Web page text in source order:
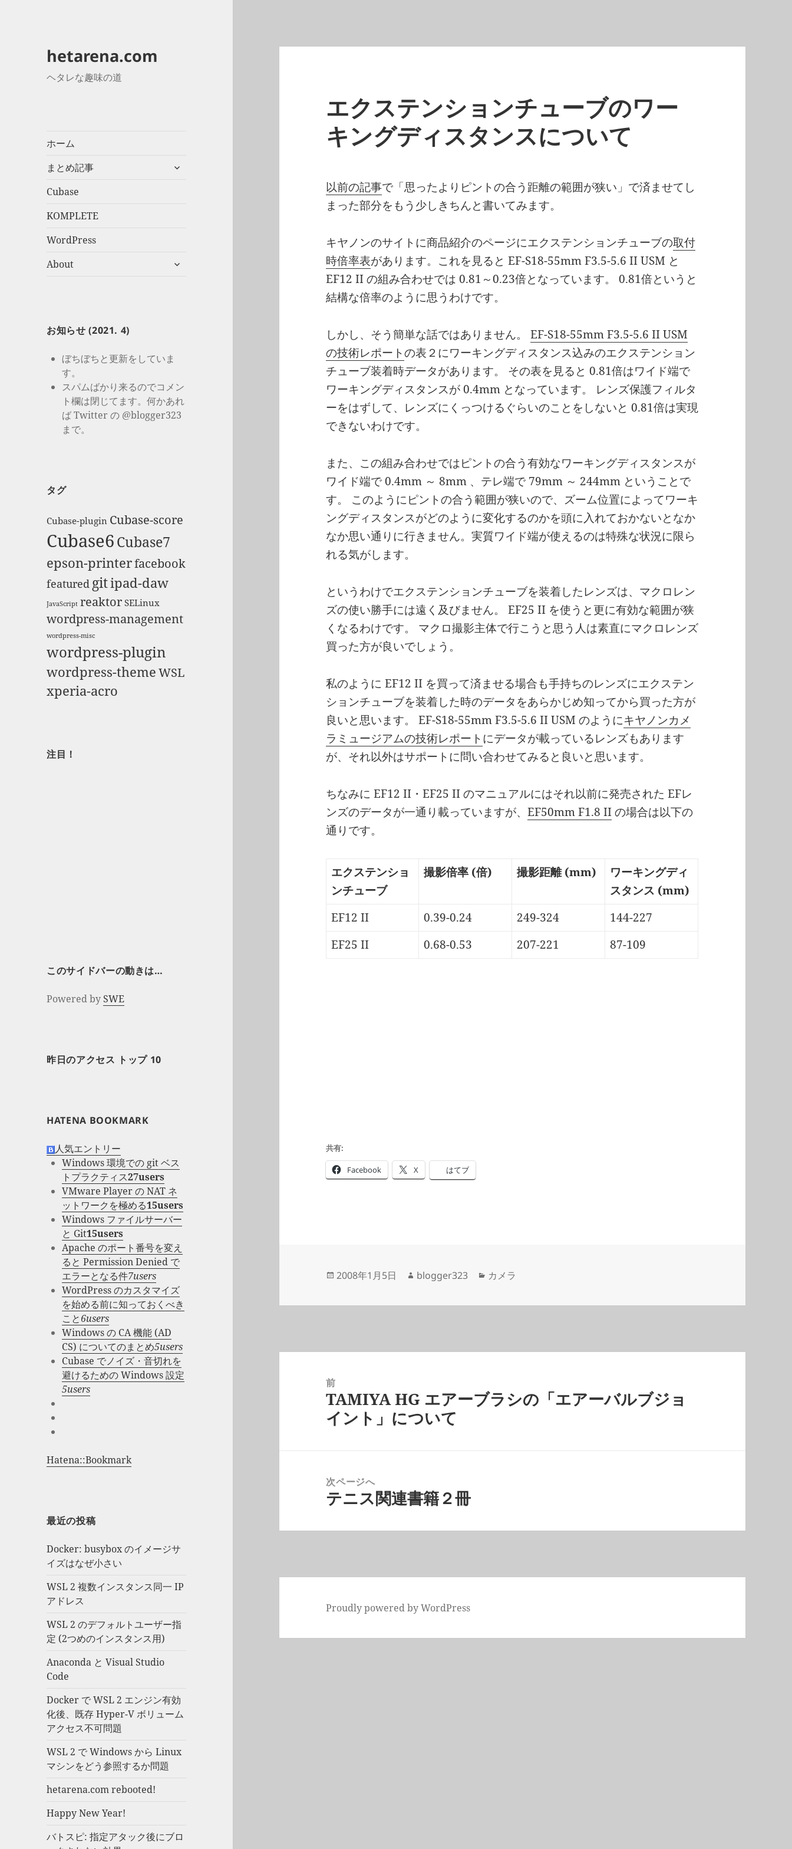
hetarena.com
ヘタレな趣味の道
ホーム
まとめ記事
サ
Cubase
KOMPLETE
WordPress
About
サ
展
お知らせ (2021. 4)
ぼちぼちと更新をしていま
す。
スパムばかり来るのでコメン
ト欄は閉じてます。何かあれ
ば Twitter の @blogger323
まで。
タグ
Cubase-plugin Cubase-score
Cubase6Cubase7
epson-printerfacebook
featured gitipad-daw
JavaScript reaktor SELinux
wordpress-management
wordpress-misc
wordpress-plugin
wordpress-themeWSL
xperia-acro
注目！
このサイドバーの動きは…
Powered by SWE
昨日のアクセス トップ 10
HATENA BOOKMARK
人気エントリー
Windows 環境での git ベス
トプラクティス27users
VMware Player の NAT ネ
ットワークを極める15users
Windows ファイルサーバー
と Git15users
Apache のポート番号を変え
ると Permission Denied で
エラーとなる件7users
WordPress のカスタマイズ
を始める前に知っておくべき
こと6users
Windows の CA 機能 (AD
CS) についてのまとめ5users
Cubase でノイズ・音切れを
避けるための Windows 設定
5users
Hatena::Bookmark
最近の投稿
Docker: busybox のイメージサ
イズはなぜ小さい
WSL 2 複数インスタンス同一 IP
アドレス
WSL 2 のデフォルトユーザー指
定 (2つめのインスタンス用)
Anaconda と Visual Studio
Code
Docker で WSL 2 エンジン有効
化後、既存 Hyper-V ボリューム
アクセス不可問題
WSL 2 で Windows から Linux
マシンをどう参照するか問題
hetarena.com rebooted!
Happy New Year!
バトスピ: 指定アタック後にブロ
エクステンションチューブのワー
キングディスタンスについて
以前の記事で「思ったよりピントの合う距離の範囲が狭い」で済ませてし
まった部分をもう少しきちんと書いてみます。
キヤノンのサイトに商品紹介のページにエクステンションチューブの取付
時倍率表があります。これを見ると EF-S18-55mm F3.5-5.6 II USM と
EF12 II の組み合わせでは 0.81～0.23倍となっています。 0.81倍というと
結構な倍率のように思うわけです。
しかし、そう簡単な話ではありません。EF-S18-55mm F3.5-5.6 II USM
の技術レポートの表２にワーキングディスタンス込みのエクステンション
チューブ装着時データがあります。 その表を見ると 0.81倍はワイド端で
ワーキングディスタンスが 0.4mm となっています。 レンズ保護フィルタ
ーをはずして、レンズにくっつけるぐらいのことをしないと 0.81倍は実現
できないわけです。
また、この組み合わせではピントの合う有効なワーキングディスタンスが
ワイド端で 0.4mm ～ 8mm 、テレ端で 79mm ～ 244mm ということで
す。 このようにピントの合う範囲が狭いので、ズーム位置によってワーキ
ングディスタンスがどのように変化するのかを頭に入れておかないとなか
なか思い通りに行きません。実質ワイド端が使えるのは特殊な状況に限ら
れる気がします。
というわけでエクステンションチューブを装着したレンズは、マクロレン
ズの使い勝手には遠く及びません。 EF25 II を使うと更に有効な範囲が狭
くなるわけです。 マクロ撮影主体で行こうと思う人は素直にマクロレンズ
買った方が良いでしょう。
私のように EF12 II を買って済ませる場合も手持ちのレンズにエクステン
ションチューブを装着した時のデータをあらかじめ知ってから買った方が
良いと思います。 EF-S18-55mm F3.5-5.6 II USM のようにキヤノンカメ
ラミュージアムの技術レポートにデータが載っているレンズもあります
が、それ以外はサポートに問い合わせてみると良いと思います。
ちなみに EF12 II・EF25 II のマニュアルにはそれ以前に発売された EFレ
ンズのデータが一通り載っていますが、EF50mm F1.8 IIの場合は以下の
通りです。
エクステンショ
ンチューブ
撮影倍率 (倍) 撮影距離 (mm)
ワーキングディ
スタンス (mm)
EF12 II
0.39-0.24 249-324
144-227
EF25 II
0.68-0.53 207-221 87-109
共有:
Facebook X はてブ
投
日:
2008年1月5日
作
者
blogger323
カ
ゴ
カメラ
前
前
の
TAMIYA HG エアーブラシの「エアーバルブジョ
イント」について
次ページへ
次
投
テニス関連書籍２冊
Proudly powered by WordPress